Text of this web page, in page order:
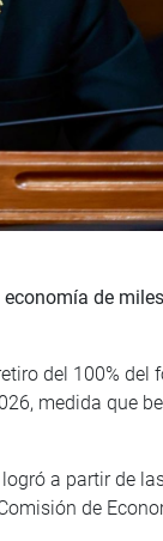
de
del 100% del
medida que
a partir de
de